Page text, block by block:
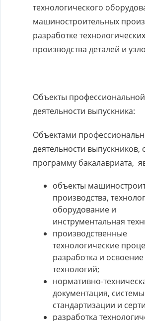
технологического
машиностроительных
разработке
производства деталей и
Объекты профессиональной
деятельности выпускника:
Объектами
деятельности
программу бакалавриата,
объекты
производства,
оборудование и
инструментальная
производственные
технологические
разработка и
технологий;
нормативно-
документация, системы
стандартизации и
разработка